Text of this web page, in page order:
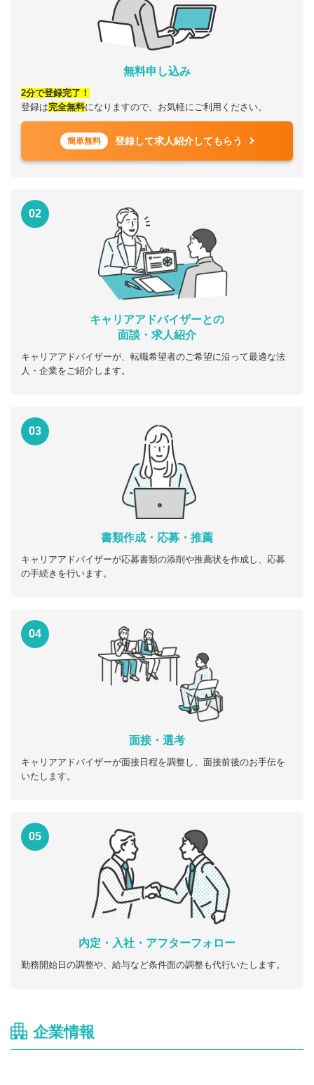
無料申し込み
2分で登録完了！
登録は完全無料になりますので、お気軽にご利用ください。
簡単無料 登録して求人紹介してもらう
02
キャリアアドバイザーとの
面談・求人紹介
キャリアアドバイザーが、転職希望者のご希望に沿って最適な法
人・企業をご紹介します。
03
書類作成・応募・推薦
キャリアアドバイザーが応募書類の添削や推薦状を作成し、応募
の手続きを行います。
04
面接・選考
キャリアアドバイザーが面接日程を調整し、面接前後のお手伝を
いたします。
05
内定・入社・アフターフォロー
勤務開始日の調整や、給与など条件面の調整も代行いたします。
企業情報